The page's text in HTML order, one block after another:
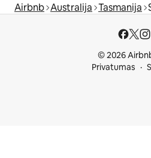
Airbnb Australija Tasmanija
© 2026
Privatumas